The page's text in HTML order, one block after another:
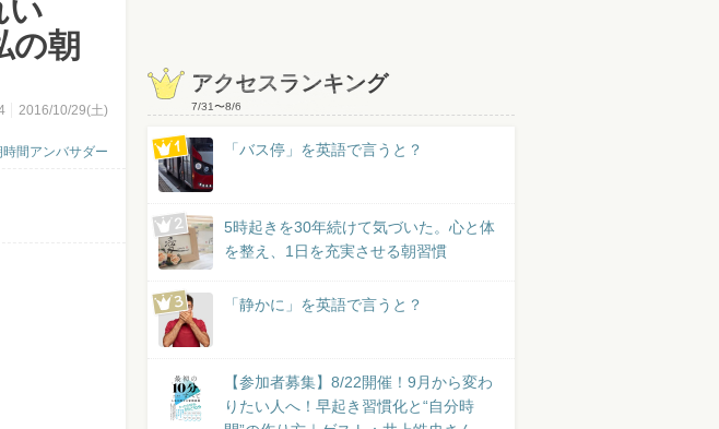
い
の朝
2016/10/29(土)
時間アンバサダー
アクセスランキング
7/31〜8/6
「バス停」を英語で言うと？
5時起きを30年続けて気づいた。心と体
を整え、1日を充実させる朝習慣
「静かに」を英語で言うと？
【参加者募集】8/22開催！9月から変わ
りたい人へ！早起き習慣化と“自分時